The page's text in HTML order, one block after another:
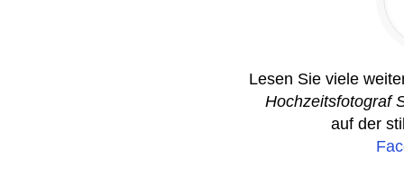
Lesen Sie viele
Hochzeitsfotograf
auf der